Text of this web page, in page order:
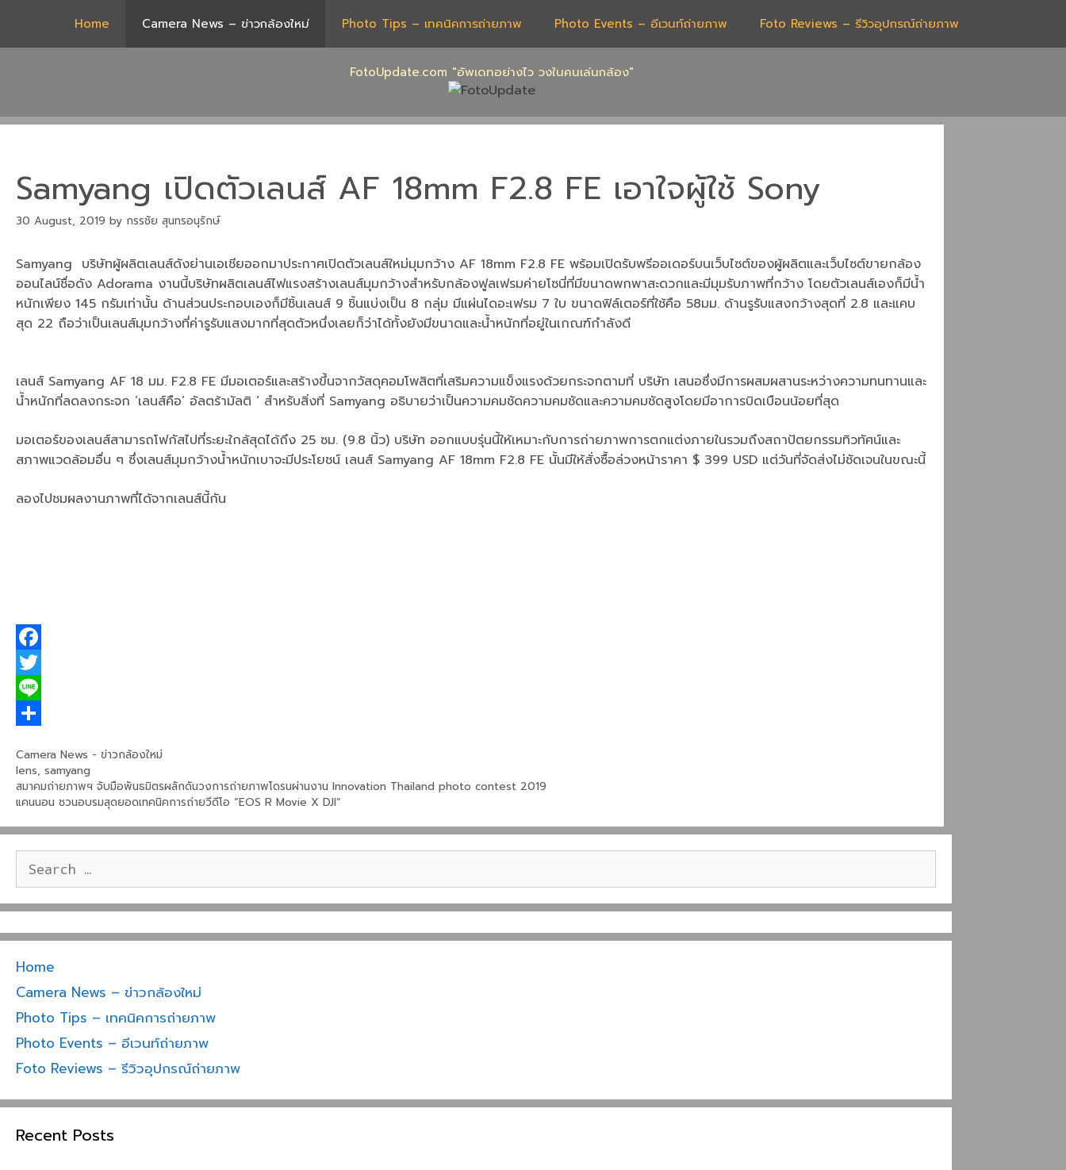
content
Home Camera News – ข่าวกล้องใหม่ Photo Tips – เทคนิคการถ่ายภาพ Photo Events – อีเวนท์ถ่ายภาพ Foto Reviews – รีวิวอุปกรณ์ถ่ายภาพ
FotoUpdate.com "อัพเดทอย่างไว วงในคนเล่นกล้อง"
Samyang เปิดตัวเลนส์ AF 18mm F2.8 FE เอาใจผู้ใช้ Sony
30 August, 2019 by กรรชัย สุนทรอนุรักษ์
Samyang บริษัทผู้ผลิตเลนส์ดังย่านเอเชียออกมาประกาศเปิดตัวเลนส์ใหม่มุมกว้าง AF 18mm F2.8 FE พร้อมเปิดรับพรีออเดอร์บนเว็บไซต์ของผู้ผลิตและเว็บไซต์ขายกล้อง
ออนไลน์ชื่อดัง Adorama งานนี้บริษัทผลิตเลนส์ไฟแรงสร้างเลนส์มุมกว้างสำหรับกล้องฟูลเฟรมค่ายโซนี่ที่มีขนาดพกพาสะดวกและมีมุมรับภาพที่กว้าง โดยตัวเลนส์เองก็มีน้ำ
หนักเพียง 145 กรัมเท่านั้น ด้านส่วนประกอบเองก็มีชิ้นเลนส์ 9 ชิ้นแบ่งเป็น 8 กลุ่ม มีแผ่นไดอะเฟรม 7 ใบ ขนาดฟิล์เตอร์ที่ใช้คือ 58มม. ด้านรูรับแสงกว้างสุดที่ 2.8 และแคบ
สุด 22 ถือว่าเป็นเลนส์มุมกว้างที่ค่ารูรับแสงมากที่สุดตัวหนึ่งเลยก็ว่าได้ทั้งยังมีขนาดและน้ำหนักที่อยู่ในเกณฑ์กำลังดี
เลนส์ Samyang AF 18 มม. F2.8 FE มีมอเตอร์และสร้างขึ้นจากวัสดุคอมโพสิตที่เสริมความแข็งแรงด้วยกระจกตามที่ บริษัท เสนอซึ่งมีการผสมผสานระหว่างความทนทานและ
น้ำหนักที่ลดลงกระจก ‘เลนส์คือ’ อัลตร้ามัลติ ‘ สำหรับสิ่งที่ Samyang อธิบายว่าเป็นความคมชัดความคมชัดและความคมชัดสูงโดยมีอาการบิดเบือนน้อยที่สุด
มอเตอร์ของเลนส์สามารถโฟกัสไปที่ระยะใกล้สุดได้ถึง 25 ซม. (9.8 นิ้ว) บริษัท ออกแบบรุ่นนี้ให้เหมาะกับการถ่ายภาพการตกแต่งภายในรวมถึงสถาปัตยกรรมทิวทัศน์และ
สภาพแวดล้อมอื่น ๆ ซึ่งเลนส์มุมกว้างน้ำหนักเบาจะมีประโยชน์ เลนส์ Samyang AF 18mm F2.8 FE นั้นมีให้สั่งซื้อล่วงหน้าราคา $ 399 USD แต่วันที่จัดส่งไม่ชัดเจนในขณะนี้
ลองไปชมผลงานภาพที่ได้จากเลนส์นี้กัน
F
a
c
b
o
k
T
w
t
t
r
L
n
e
h
a
e
Categories
Camera News - ข่าวกล้องใหม่
Tags
lens, samyang
สมาคมถ่ายภาพฯ จับมือพันธมิตรผลักดันวงการถ่ายภาพโดรนผ่านงาน Innovation Thailand photo contest 2019
แคนนอน ชวนอบรมสุดยอดเทคนิคการถ่ายวีดีโอ “EOS R Movie X DJI”
Search
for:
Home
Camera News – ข่าวกล้องใหม่
Photo Tips – เทคนิคการถ่ายภาพ
Photo Events – อีเวนท์ถ่ายภาพ
Foto Reviews – รีวิวอุปกรณ์ถ่ายภาพ
Recent Posts